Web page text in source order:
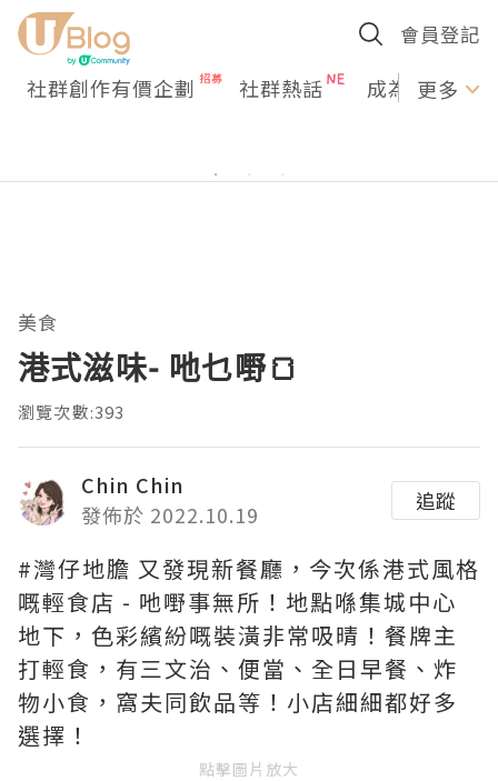
會員登記
社群創作有價企劃 社群熱話 成為U更多
美食
港式滋味- 吔乜嘢🍞
瀏覽次數:393
Chin Chin
發佈於 2022.10.19
追蹤
#灣仔地膽 又發現新餐廳，今次係港式風格
嘅輕食店 - 吔嘢事無所！地點喺集城中心
地下，色彩繽紛嘅裝潢非常吸晴！餐牌主
打輕食，有三文治、便當、全日早餐、炸
物小食，窩夫同飲品等！小店細細都好多
選擇！
點擊圖片放大